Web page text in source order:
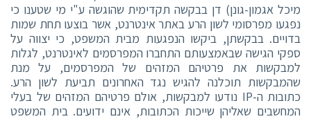
מיכל אגמון-גונן) דן בבקשה תקדימית שהוגשה ע"י מי שטענו כי
נפגעו מפרסומי לשון הרע באתר אינטרנט, אשר בוצעו תחת שמות
בדויים. בבקשתן, ביקשו הנפגעות מבית המשפט, כי יצווה על
ספקי הגישה שבאמצעותם התחברו המפרסמים לאינטרנט, לגלות
למבקשות את פרטיהם המזהים של המפרסמים, על מנת
שהמבקשות תוכלנה להגיש נגד האחרונים תביעת לשון הרע.
כתובות ה-IP נודעו למבקשות, אולם פרטיהם המזהים של בעלי
המחשבים שאליהן שייכות הכתובות, אינם ידועים. בית המשפט